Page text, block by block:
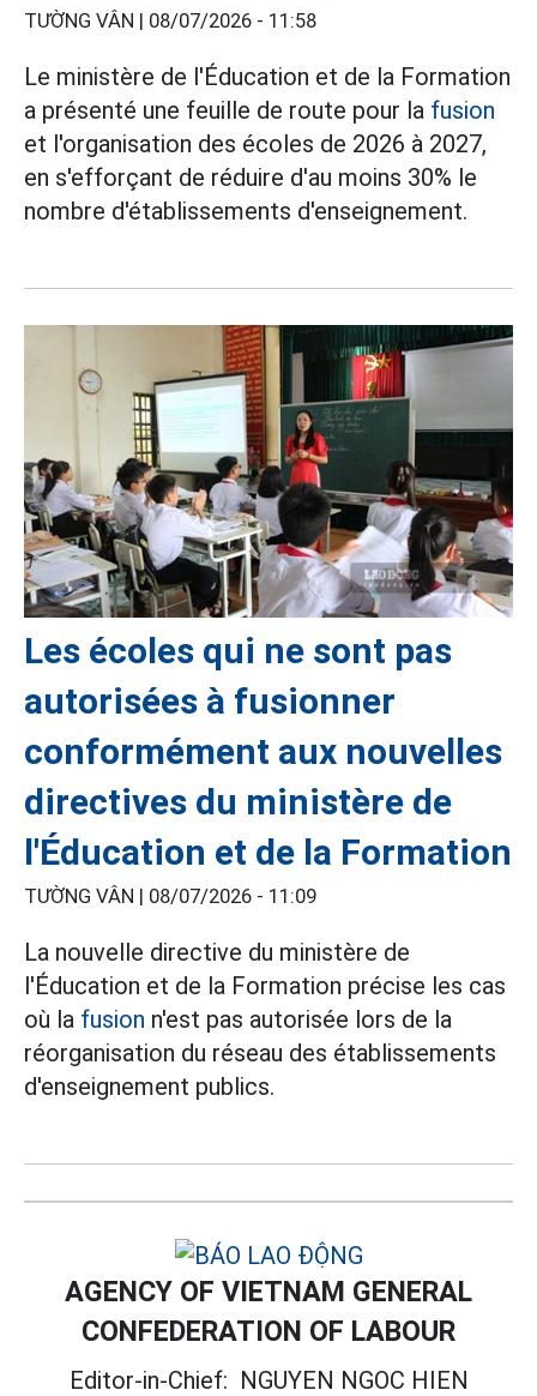
TƯỜNG VÂN | 08/07/2026 - 11:58
Le ministère de l'Éducation et de la Formation
a présenté une feuille de route pour la fusion
et l'organisation des écoles de 2026 à 2027,
en s'efforçant de réduire d'au moins 30% le
nombre d'établissements d'enseignement.
Les écoles qui ne sont pas
autorisées à fusionner
conformément aux nouvelles
directives du ministère de
l'Éducation et de la Formation
TƯỜNG VÂN | 08/07/2026 - 11:09
La nouvelle directive du ministère de
l'Éducation et de la Formation précise les cas
où la fusion n'est pas autorisée lors de la
réorganisation du réseau des établissements
d'enseignement publics.
AGENCY OF VIETNAM GENERAL
CONFEDERATION OF LABOUR
Editor-in-Chief: NGUYEN NGOC HIEN